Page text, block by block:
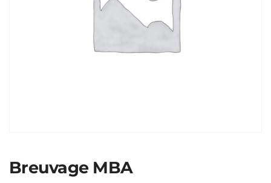
Breuvage MBA